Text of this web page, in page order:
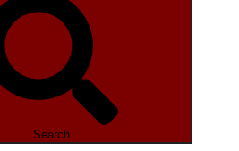
Search